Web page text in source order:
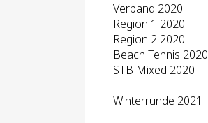
Verband 2020
Region 1 2020
Region 2 2020
Beach Tennis 2020
STB Mixed 2020
Winterrunde 2021